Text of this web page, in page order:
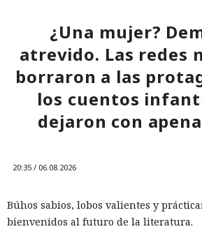
¿Una mujer?
atrevido. Las redes
borraron a las
los cuentos
dejaron con
20:35 / 06.08.2026
Búhos sabios, lobos valientes y
bienvenidos al futuro de la literatura.